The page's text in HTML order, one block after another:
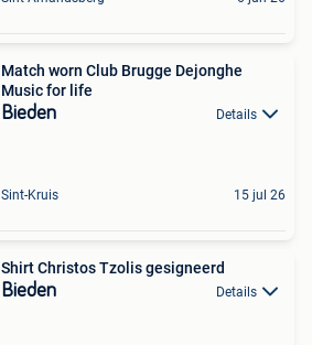
Match worn Club Brugge Dejonghe
Music for life
Bieden Details
Sint-Kruis 15 jul 26
Shirt Christos Tzolis gesigneerd
Bieden Details